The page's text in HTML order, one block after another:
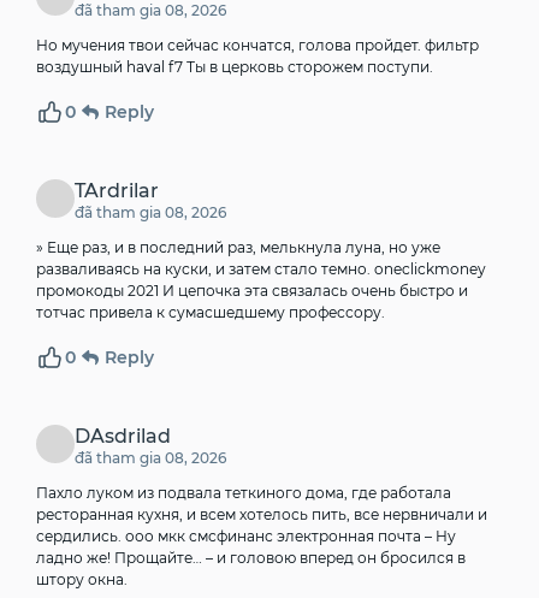
đã tham gia 08, 2026
Но мучения твои сейчас кончатся, голова пройдет. фильтр
воздушный haval f7 Ты в церковь сторожем поступи.
0 Reply
TArdrilar
đã tham gia 08, 2026
» Еще раз, и в последний раз, мелькнула луна, но уже
разваливаясь на куски, и затем стало темно. oneclickmoney
промокоды 2021 И цепочка эта связалась очень быстро и
тотчас привела к сумасшедшему профессору.
0 Reply
DAsdrilad
đã tham gia 08, 2026
Пахло луком из подвала теткиного дома, где работала
ресторанная кухня, и всем хотелось пить, все нервничали и
сердились. ооо мкк смсфинанс электронная почта – Ну
ладно же! Прощайте… – и головою вперед он бросился в
штору окна.